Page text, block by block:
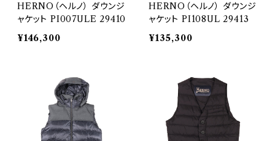
HERNO（ヘルノ） ダウンジ
ャケット PI007ULE 29410
¥146,300
HERNO（ヘルノ） ダウンジ
ャケット PI108UL 29413
¥135,300